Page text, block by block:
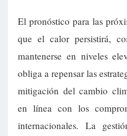
El pronóstico para las
que el calor persistirá,
mantenerse en niveles
obliga a repensar las
mitigación del cambio
en línea con los
internacionales. La